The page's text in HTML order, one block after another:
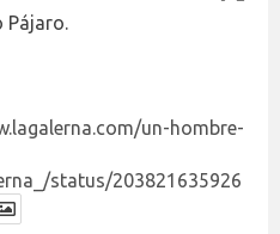
Pájaro.
un-hombre-
status/203821635926